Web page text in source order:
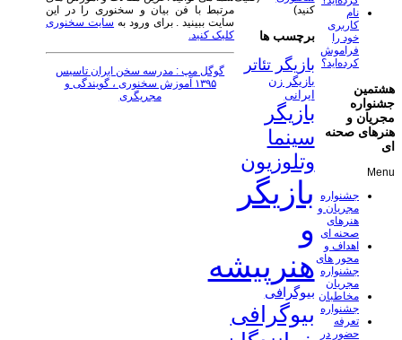
مرتبط با فن بیان و سخنوری را در این
سایت ببینید . برای ورود به سایت سخنوری
کلیک کنید.
گوگل مپ : مدرسه سخن ایران تاسیس
۱۳۹۵ آموزش سخنوری ، گویندگی و
مجریگری
کنید)
برچسب ها
بازیگر تئاتر
بازیگر زن
ایرانی
بازیگر
سینما
وتلوزیون
بازیگر
و
هنرپیشه
بیوگرافی
بیوگرافی
نام
کاربری
خود را
فراموش
کرده‌اید؟
هشتمین
جشنواره
مجریان و
هنرهای صحنه
ای
Menu
جشنواره
مجریان و
هنرهای
صحنه ای
اهداف و
محور های
جشنواره
مجریان
مخاطبان
جشنواره
تعرفه
حضور در